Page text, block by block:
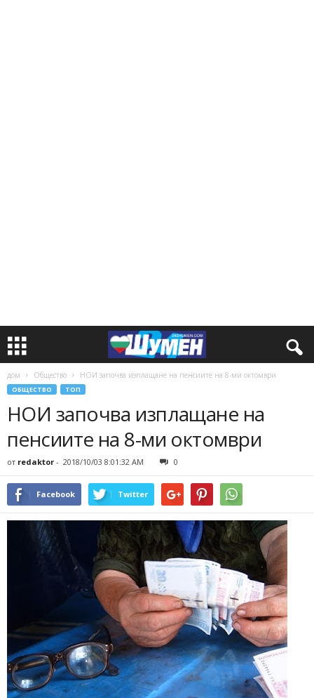
дом Общество НОИ започва изплащане на пенсиите на 8-ми октомври
ОБЩЕСТВО ТОП
НОИ започва изплащане на
пенсиите на 8-ми октомври
от redaktor - 2018/10/03 8:01:32 AM 0
Facebook Twitter